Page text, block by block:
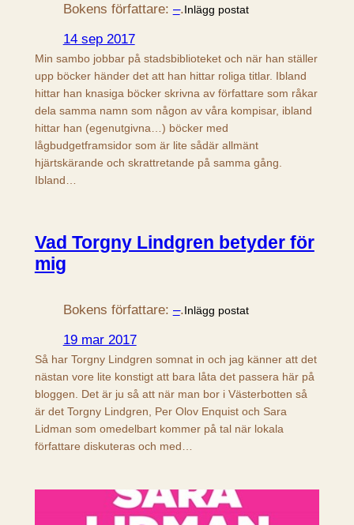
Bokens författare: –.Inlägg postat
14 sep 2017
Min sambo jobbar på stadsbiblioteket och när han ställer
upp böcker händer det att han hittar roliga titlar. Ibland
hittar han knasiga böcker skrivna av författare som råkar
dela samma namn som någon av våra kompisar, ibland
hittar han (egenutgivna…) böcker med
lågbudgetframsidor som är lite sådär allmänt
hjärtskärande och skrattretande på samma gång.
Ibland…
Vad Torgny Lindgren betyder för
mig
Bokens författare: –.Inlägg postat
19 mar 2017
Så har Torgny Lindgren somnat in och jag känner att det
nästan vore lite konstigt att bara låta det passera här på
bloggen. Det är ju så att när man bor i Västerbotten så
är det Torgny Lindgren, Per Olov Enquist och Sara
Lidman som omedelbart kommer på tal när lokala
författare diskuteras och med…